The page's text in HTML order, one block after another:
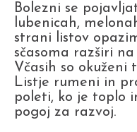
Bolezni se
lubenicah,
strani listov
sčasoma razširi
Včasih so okuženi
Listje rumeni in
poleti, ko je toplo
pogoj za razvoj.